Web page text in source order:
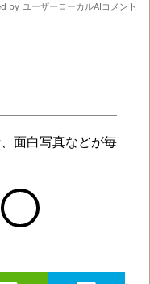
面白写真などが毎